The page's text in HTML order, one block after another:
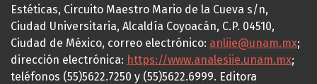
Estéticas, Circuito Maestro Mario de la Cueva s/n,
Ciudad Universitaria, Alcaldía Coyoacán, C.P. 04510,
Ciudad de México, correo electrónico: anliie@unam.mx;
dirección electrónica: https://www.analesiie.unam.mx;
teléfonos (55)5622.7250 y (55)5622.6999. Editora